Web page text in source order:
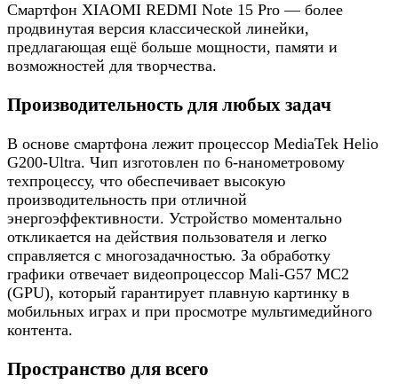
Смартфон XIAOMI REDMI Note 15 Pro — более
продвинутая версия классической линейки,
предлагающая ещё больше мощности, памяти и
возможностей для творчества.
Производительность для любых задач
В основе смартфона лежит процессор MediaTek Helio
G200-Ultra. Чип изготовлен по 6-нанометровому
техпроцессу, что обеспечивает высокую
производительность при отличной
энергоэффективности. Устройство моментально
откликается на действия пользователя и легко
справляется с многозадачностью. За обработку
графики отвечает видеопроцессор Mali-G57 MC2
(GPU), который гарантирует плавную картинку в
мобильных играх и при просмотре мультимедийного
контента.
Пространство для всего